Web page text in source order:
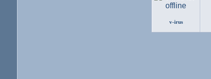
v-irus